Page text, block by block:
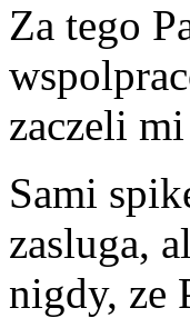
Za tego
zaczeli
Sami
zasluga,
nigdy, ze